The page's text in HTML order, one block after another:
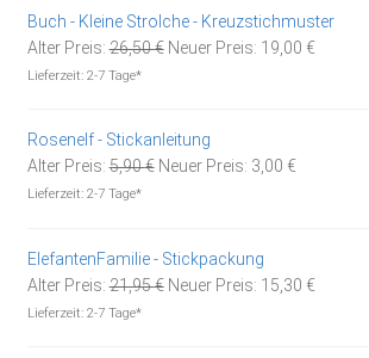
Buch - Kleine Strolche - Kreuzstichmuster
Alter Preis: 26,50€ Ursprünglicher
Neuer Preis: 19,00 €Aktueller
Lieferzeit: 2-7 Tage*
Rosenelf - Stickanleitung
Alter Preis: 5,90€ Ursprünglicher
Neuer Preis: 3,00 €Aktueller
Lieferzeit: 2-7 Tage*
ElefantenFamilie - Stickpackung
Alter Preis: 21,95€ Ursprünglicher
Neuer Preis: 15,30 €Aktueller
Lieferzeit: 2-7 Tage*